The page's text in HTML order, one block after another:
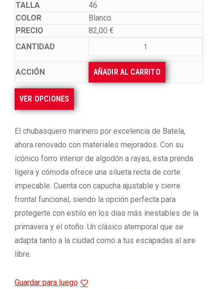
46
Blanco
82,00 €
AÑADIR AL CARRITO
VER OPCIONES
El chubasquero marinero por excelencia de Batela,
ahora renovado con materiales mejorados. Con su
icónico forro interior de algodón a rayas, esta prenda
ligera y cómoda ofrece una silueta recta de corte
impecable. Cuenta con capucha ajustable y cierre
frontal funcional, siendo la opción perfecta para
protegerte con estilo en los días más inestables de la
primavera y el otoño. Un clásico atemporal que se
adapta tanto a la ciudad como a tus escapadas al aire
libre.
Guardar para luego